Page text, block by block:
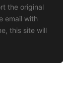
the original
email with
, this site will